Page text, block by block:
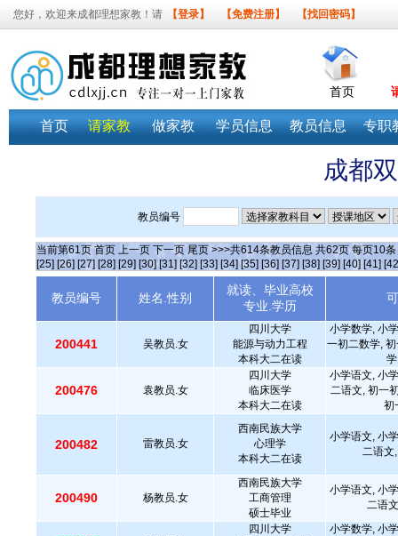
您好，欢迎来成都理想家教！请 【登录】 【免费注册】 【找回密码】
首页
首页 请家教 做家教 学员信息 教员信息 专职
成都
教员编号
当前第61页 首页 上一页 下一页 尾页 >>>共614条教员信息 共62页 每页10条
[25] [26] [27] [28] [29] [30] [31] [32] [33] [34] [35] [36] [37] [38] [39] [40] [41]
教员编号 姓名.性别
就读、毕业高校
专业.学历
200441 吴教员.女
四川大学
能源与动力工程
本科大二在读
小学数学, 小
一初二数学,
200476 袁教员.女
四川大学
临床医学
本科大二在读
小学语文, 小
二语文, 初一
初
200482 雷教员.女
西南民族大学
心理学
本科大二在读
小学语文, 小
二语文
200490 杨教员.女
西南民族大学
工商管理
硕士毕业
小学语文, 小
二语
四川大学
小学数学, 小